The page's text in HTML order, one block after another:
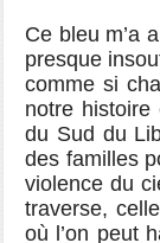
Ce bleu m’a
presque
comme si
notre histoire
du Sud du
des familles
violence du
traverse,
où l’on peut